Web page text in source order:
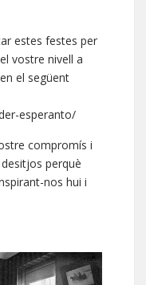
estes festes per
vostre nivell a
el següent
esperanto/
compromís i
perquè
nos hui i